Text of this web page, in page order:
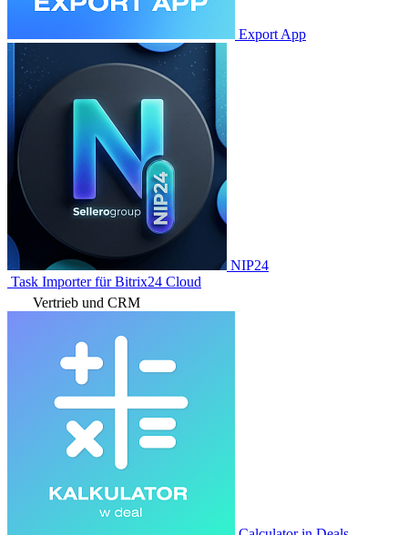
Export App
NIP24
Task Importer für Bitrix24 Cloud
Vertrieb und CRM